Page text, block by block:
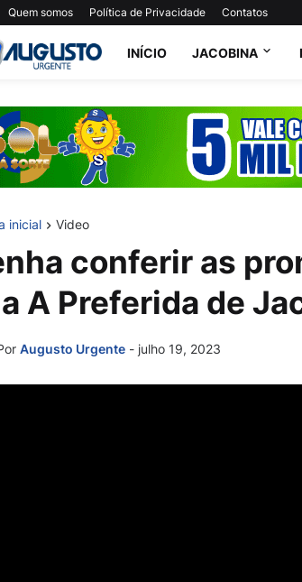
Quem somos Política de Privacidade Contatos
INÍCIO JACOBINA
inicial Video
conferir as
A Preferida de
Augusto Urgente - julho 19, 2023